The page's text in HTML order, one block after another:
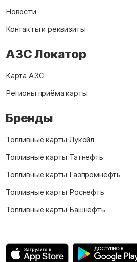
Новости
Контакты и реквизиты
АЗС Локатор
Карта АЗС
Регионы приёма карты
Бренды
Топливные карты Лукойл
Топливные карты Татнефть
Топливные карты Газпромнефть
Топливные карты Роснефть
Топливные карты Башнефть